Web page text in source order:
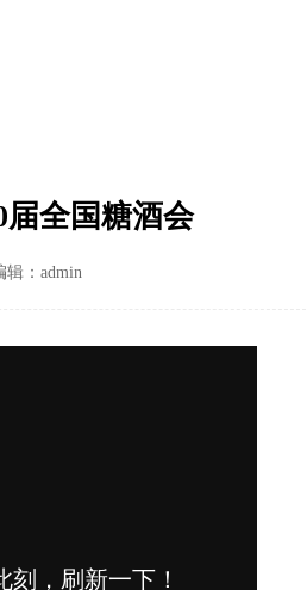
届全国糖酒会
：admin